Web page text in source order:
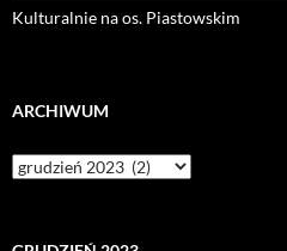
Kulturalnie na os. Piastowskim
ARCHIWUM
Archiwum